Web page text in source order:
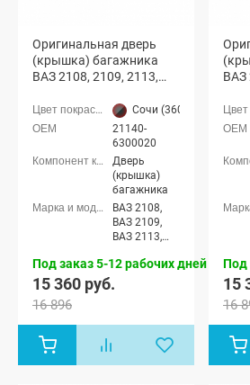
Оригинальная дверь
(крышка) багажника
ВАЗ 2108, 2109, 2113,
(Сочи 360)
Сочи (360
21140-
6300020
Дверь
(крышка)
багажника
ВАЗ 2108,
ВАЗ 2109,
ВАЗ 2113,
Под заказ 5-12 рабочих дней
15 360 руб.
16 896
ВАЗ
Под
15
16